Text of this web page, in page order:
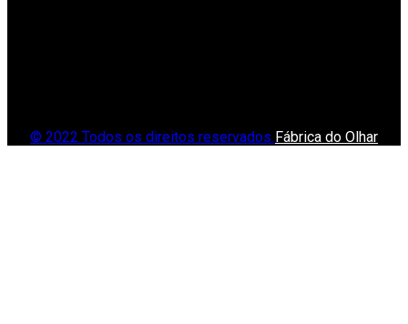
© 2022 Todos os direitos reservados Fábrica do Olhar